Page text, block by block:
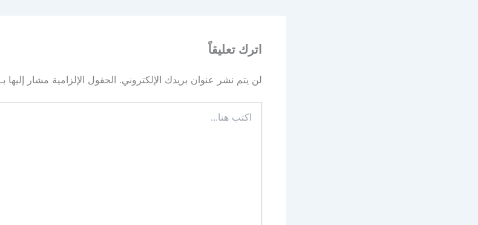
اترك تعليقاً
لن يتم نشر عنوان بريدك الإلكتروني. الحقول الإلزامية مشار إليها بـ
هنا...